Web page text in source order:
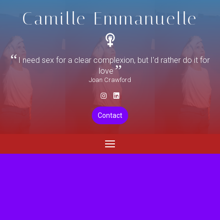
Camille Emmanuelle
I need sex for a clear complexion, but I'd rather do it for
love
Joan Crawford
Contact